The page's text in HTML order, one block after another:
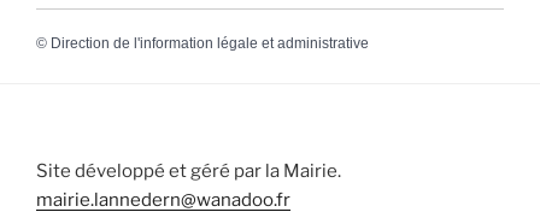
© Direction de l'information légale et administrative
Site développé et géré par la Mairie.
mairie.lannedern@wanadoo.fr